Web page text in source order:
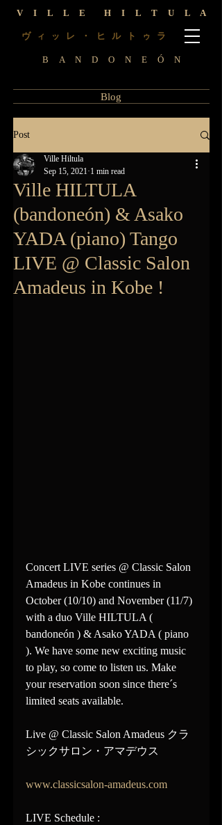
ヴ ィ ッ レ ・ ヒ ル ト ゥ ラ
V I L L E H I L T U L A
B A N D O N E Ó N
Blog
Post
Ville HILTULA
(bandoneón) & Asako
YADA (piano) Tango
LIVE @ Classic Salon
Amadeus in Kobe !
Ville Hiltula
Sep 15, 2021 1 min read
Concert LIVE series @ Classic Salon
Amadeus in Kobe continues in
October (10/10) and November (11/7)
with a duo Ville HILTULA (
bandoneón ) & Asako YADA ( piano
). We have some new exciting music
to play, so come to listen us. Make
your reservation soon since there´s
limited seats available.
Live @ Classic Salon Amadeus クラ
シックサロン・アマデウス
www.classicsalon-amadeus.com
LIVE Schedule :